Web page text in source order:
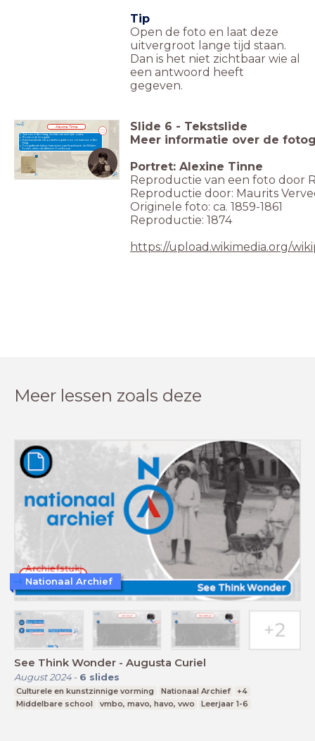
Tip
Open de foto en laat deze
uitvergroot lange tijd staan.
Dan is het niet zichtbaar wie al
een antwoord heeft
gegeven.
Geboren in Den Haag; dochter van zeer rijke ouders
Pionier in de fotografie
Experimenteerde met portretfotografie in en om haar huis in Den
Haag
Fotografeerde tijdens haar reizen naar Scandinavië, het Midden-
Oosten, delen van Afrika en Oost-Europa
Alexine Tinne
1835
1869
Slide 6 - Tekstslide
Meer informatie over de
Portret: Alexine Tinne
Reproductie van een foto door
Reproductie door: Maurits
Originele foto: ca. 1859-1861
Reproductie: 1874
https://upload.wikimedia.org/
Meer lessen zoals deze
See Think Wonder - Augusta Curiel
August 2024- 6 slides
Culturele en kunstzinnige vorming Nationaal Archief
+4
Middelbare school
vmbo, mavo, havo, vwo Leerjaar 1-6
Nationaal Archief